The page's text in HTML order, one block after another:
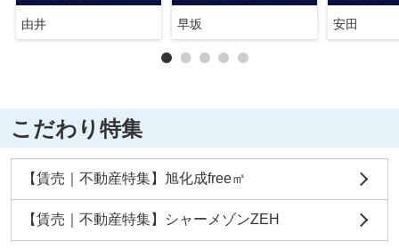
由井 早坂 安田
こだわり特集
【賃売｜不動産特集】旭化成free㎡
【賃売｜不動産特集】シャーメゾンZEH